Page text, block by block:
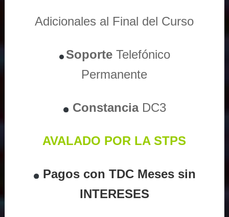
Adicionales al Final del Curso
Soporte Telefónico
Permanente
ConstanciaDC3
AVALADO POR LA STPS
Pagos con TDC Meses sin
INTERESES